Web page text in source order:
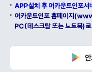
APP설치 후 어카운트인포서
어카운트인포 홈페이지
PC(데스크탑 또는 노트북)